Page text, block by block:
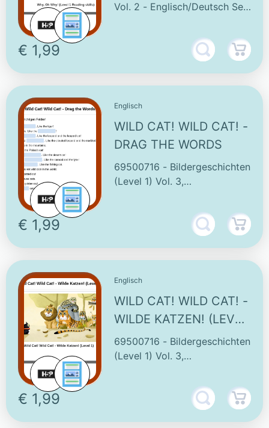
Vol. 2 - Englisch/Deutsch Sek.
€ 1,99
Englisch
WILD CAT! WILD CAT! -
DRAG THE WORDS
69500716 - Bildergeschichten
(Level 1) Vol. 3,
€ 1,99
Englisch
WILD CAT! WILD CAT! -
WILDE KATZEN! (LEVEL
1)
69500716 - Bildergeschichten
(Level 1) Vol. 3,
€ 1,99